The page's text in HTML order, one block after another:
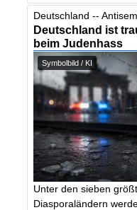
Deutschland --
Deutschland ist
beim Judenhass
Symbolbild / KI
Unter den sieben
Diasporaländern